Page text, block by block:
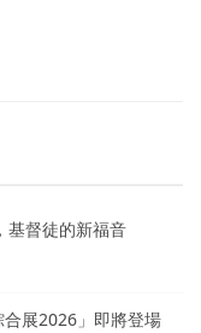
基督徒的新福音
展2026」即將登場